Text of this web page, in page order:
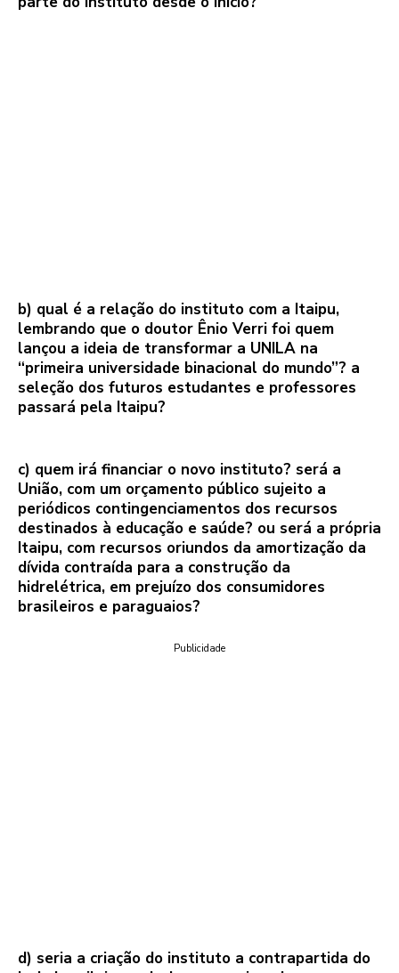
b) qual é a relação do instituto com a Itaipu,
lembrando que o doutor Ênio Verri foi quem
lançou a ideia de transformar a UNILA na
“primeira universidade binacional do mundo”? a
seleção dos futuros estudantes e professores
passará pela Itaipu?
c) quem irá financiar o novo instituto? será a
União, com um orçamento público sujeito a
periódicos contingenciamentos dos recursos
destinados à educação e saúde? ou será a própria
Itaipu, com recursos oriundos da amortização da
dívida contraída para a construção da
hidrelétrica, em prejuízo dos consumidores
brasileiros e paraguaios?
Publicidade
d) seria a criação do instituto a contrapartida do